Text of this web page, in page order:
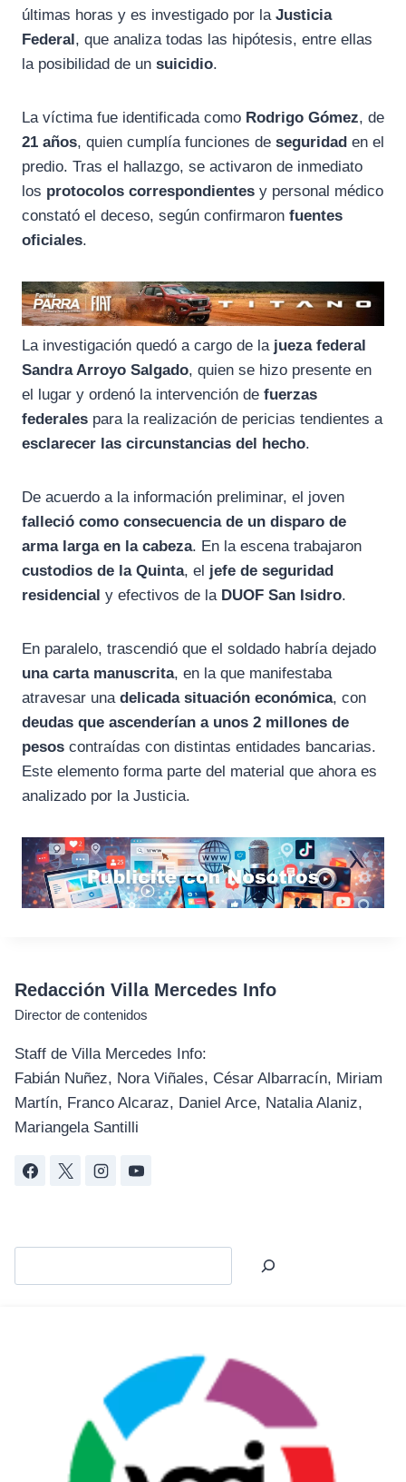
k
m
p
últimas horas y es investigado por la Justicia
Federal, que analiza todas las hipótesis, entre ellas
la posibilidad de un suicidio.
La víctima fue identificada como Rodrigo Gómez, de
21 años, quien cumplía funciones de seguridad en el
predio. Tras el hallazgo, se activaron de inmediato
los protocolos correspondientes y personal médico
constató el deceso, según confirmaron fuentes
oficiales.
La investigación quedó a cargo de la jueza federal
Sandra Arroyo Salgado, quien se hizo presente en
el lugar y ordenó la intervención de fuerzas
federales para la realización de pericias tendientes a
esclarecer las circunstancias del hecho.
De acuerdo a la información preliminar, el joven
falleció como consecuencia de un disparo de
arma larga en la cabeza. En la escena trabajaron
custodios de la Quinta, el jefe de seguridad
residencial y efectivos de la DUOF San Isidro.
En paralelo, trascendió que el soldado habría dejado
una carta manuscrita, en la que manifestaba
atravesar una delicada situación económica, con
deudas que ascenderían a unos 2 millones de
pesos contraídas con distintas entidades bancarias.
Este elemento forma parte del material que ahora es
analizado por la Justicia.
Redacción Villa Mercedes Info
Director de contenidos
Staff de Villa Mercedes Info:
Fabián Nuñez, Nora Viñales, César Albarracín, Miriam
Martín, Franco Alcaraz, Daniel Arce, Natalia Alaniz,
Mariangela Santilli